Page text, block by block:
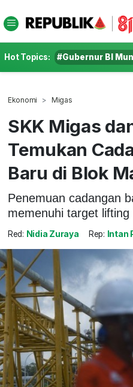
Hot Topics: #Gubernur BI
Ekonomi Migas
SKK Migas
Temukan
Baru di Blok
Penemuan cadangan
memenuhi target lifting
Red: Nidia Zuraya Rep: Intan